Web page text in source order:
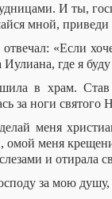
И ты,
мной,
«Если
где я
в храм.
за ноги святого
меня
омой меня
и отирала
за мою душу,